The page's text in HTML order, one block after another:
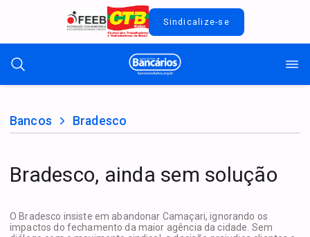
Sindicalize-se
Bancos Bradesco
Bradesco, ainda sem solução
O Bradesco insiste em abandonar Camaçari, ignorando os
impactos do fechamento da maior agência da cidade. Sem